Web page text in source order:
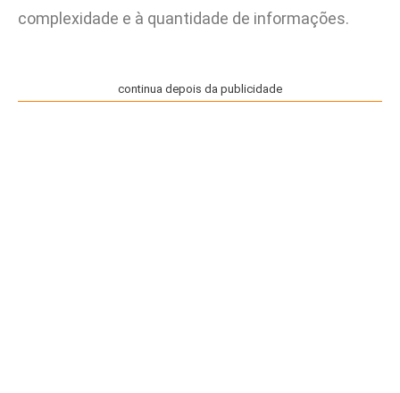
complexidade e à quantidade de informações.
continua depois da publicidade